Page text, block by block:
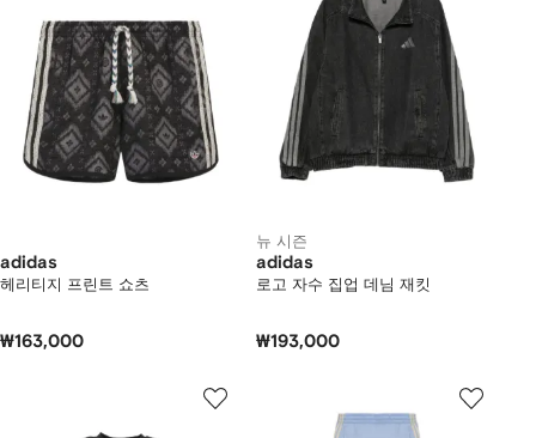
adidas
헤리티지 프린트 쇼츠
₩163,000
뉴 시즌
adidas
로고 자수 집업 데님 재킷
₩193,000